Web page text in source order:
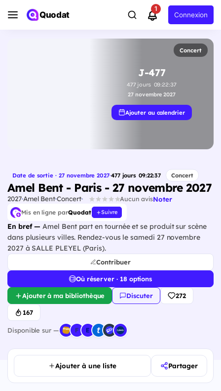
Quodat
1
Connexion
Concert
J-477
477jours 09:22:36
27 novembre 2027
Ajouter au calendrier
Date de sortie · 27 novembre 2027·477jours 09:22:36 Concert
Amel Bent - Paris - 27 novembre 2027
2027Amel BentConcert Aucun avisNoter
Mis en ligne parQuodat Suivre
En bref — Amel Bent part en tournée et se produit sur scène
dans plusieurs villes. Rendez-vous le samedi 27 novembre
2027 à SALLE PLEYEL (Paris).
Contribuer
Où réserver · 18 options
Ajouter à ma bibliothèque Discuter 272
167
Disponible sur —
Ajouter à une liste Partager